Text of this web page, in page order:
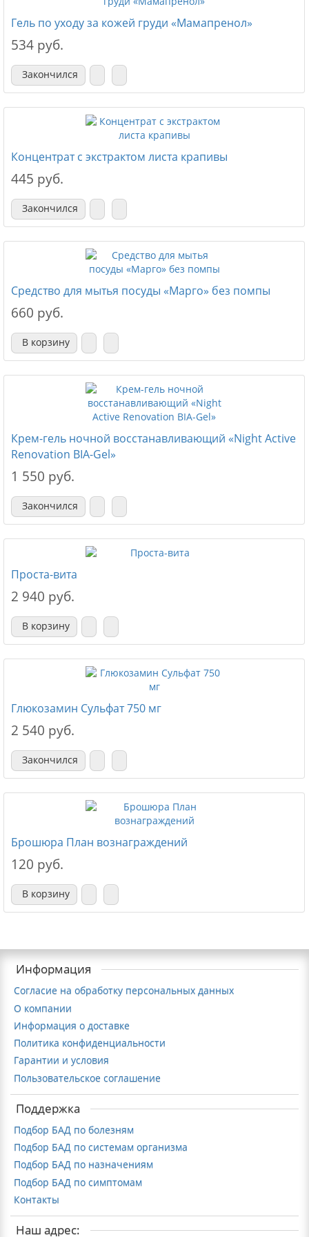
Гель по уходу за кожей груди «Мамапренол»
534 руб.
Закончился
Концентрат с экстрактом листа крапивы
445 руб.
Закончился
Средство для мытья посуды «Марго» без помпы
660 руб.
В корзину
Крем-гель ночной восстанавливающий «Night Active
Renovation BIA-Gel»
1 550 руб.
Закончился
Проста-вита
2 940 руб.
В корзину
Глюкозамин Сульфат 750 мг
2 540 руб.
Закончился
Брошюра План вознаграждений
120 руб.
В корзину
Информация
Согласие на обработку персональных данных
О компании
Информация о доставке
Политика конфиденциальности
Гарантии и условия
Пользовательское соглашение
Поддержка
Подбор БАД по болезням
Подбор БАД по системам организма
Подбор БАД по назначениям
Подбор БАД по симптомам
Контакты
Наш адрес: